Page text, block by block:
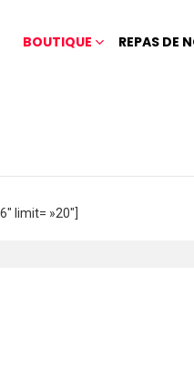
BOUTIQUE REPAS DE
limit= »20″]